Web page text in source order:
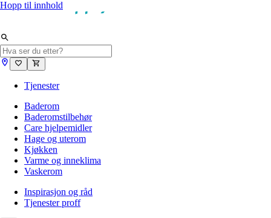
Hopp til innhold
Tjenester
Baderom
Baderomstilbehør
Care hjelpemidler
Hage og uterom
Kjøkken
Varme og inneklima
Vaskerom
Inspirasjon og råd
Tjenester proff